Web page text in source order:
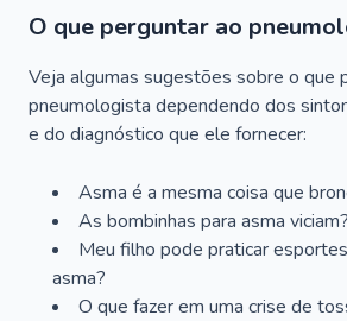
O que perguntar ao
Veja algumas sugestões sobre o que
pneumologista dependendo dos
e do diagnóstico que ele fornecer:
Asma é a mesma coisa que
As bombinhas para asma viciam?
Meu filho pode praticar
asma?
O que fazer em uma crise de